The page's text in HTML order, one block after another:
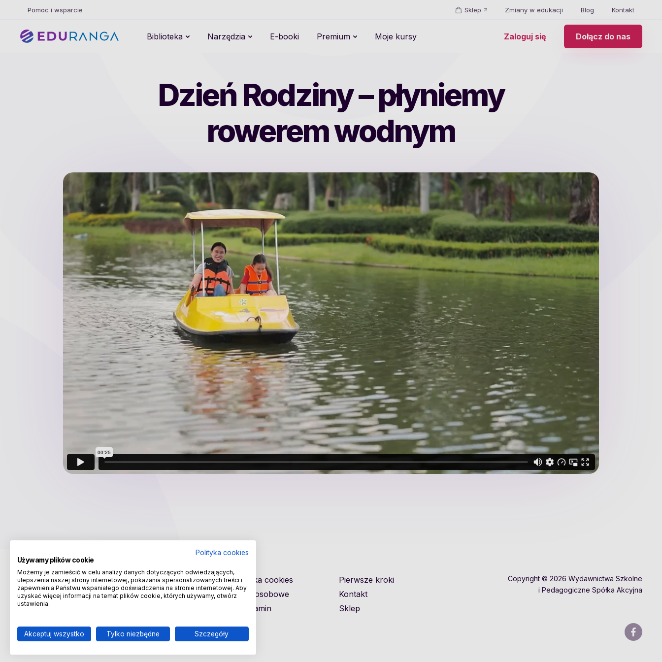
Pomoc i wsparcie Sklep Zmiany w edukacji Blog Kontakt
Biblioteka Narzędzia E-booki Premium Moje kursy Zaloguj się Dołącz do nas
Dzień Rodziny – płyniemy
rowerem wodnym
Infolinia:801 220 555, e-mail:wsip@wsip.com.pl
Polityka cookies
Dane osobowe
Regulamin
Pierwsze kroki
Kontakt
Sklep
Copyright © 2026 Wydawnictwa Szkolne
i Pedagogiczne Spółka Akcyjna
Polityka cookies
Używamy plików cookie
Możemy je zamieścić w celu analizy danych dotyczących odwiedzających,
ulepszenia naszej strony internetowej, pokazania spersonalizowanych treści i
zapewnienia Państwu wspaniałego doświadczenia na stronie internetowej. Aby
uzyskać więcej informacji na temat plików cookie, których używamy, otwórz
ustawienia.
Akceptuj wszystko Tylko niezbędne Szczegóły